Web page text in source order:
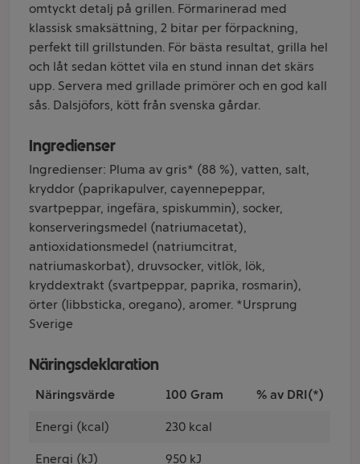
omtyckt detalj på grillen. Förmarinerad med
klassisk smaksättning, 2 bitar per förpackning,
perfekt till grillstunden. För bästa resultat, grilla hel
och låt sedan köttet vila en stund innan det skärs
upp. Servera med grillade primörer och en god kall
sås. Dalsjöfors, kött från svenska gårdar.
Ingredienser
Ingredienser: Pluma av gris* (88 %), vatten, salt,
kryddor (paprikapulver, cayennepeppar,
svartpeppar, ingefära, spiskummin), socker,
konserveringsmedel (natriumacetat),
antioxidationsmedel (natriumcitrat,
natriumaskorbat), druvsocker, vitlök, lök,
kryddextrakt (svartpeppar, paprika, rosmarin),
örter (libbsticka, oregano), aromer. *Ursprung
Sverige
Näringsdeklaration
Näringsvärde 100 Gram % av DRI(*)
Energi (kcal) 230 kcal
Energi (kJ) 950 kJ